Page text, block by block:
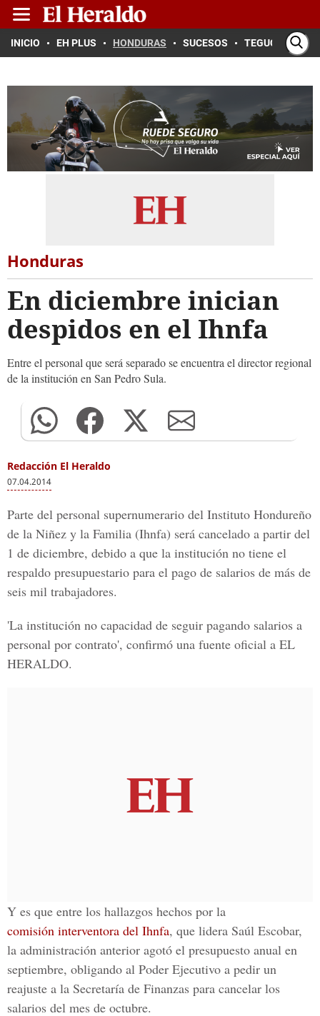
INICIO EH PLUS HONDURAS SUCESOS TEGUCIGALPA
Honduras
En diciembre inician
despidos en el Ihnfa
Entre el personal que será separado se encuentra el director regional
de la institución en San Pedro Sula.
Redacción El Heraldo
07.04.2014
Parte del personal supernumerario del Instituto Hondureño
de la Niñez y la Familia (Ihnfa) será cancelado a partir del
1 de diciembre, debido a que la institución no tiene el
respaldo presupuestario para el pago de salarios de más de
seis mil trabajadores.
'La institución no capacidad de seguir pagando salarios a
personal por contrato', confirmó una fuente oficial a EL
HERALDO.
Y es que entre los hallazgos hechos por la
comisión interventora del Ihnfa, que lidera Saúl Escobar,
la administración anterior agotó el presupuesto anual en
septiembre, obligando al Poder Ejecutivo a pedir un
reajuste a la Secretaría de Finanzas para cancelar los
salarios del mes de octubre.